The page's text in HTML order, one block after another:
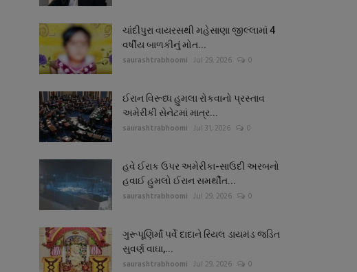
ચાંદીપુરા વાયરસથી મહેસાણા જીલ્લામાં 4
વર્ષીય બાળકીનું મોત...
saurashtrabhoomi Jul 29, 2026 0
ઈરાન વિરૂધ્ધ હુમલા રોકવાનો પ્રસ્તાવ
અમેરીકી સેનેટમાં માત્ર...
saurashtrabhoomi Jul 31, 2026 0
હવે ઈરાક ઉપર અમેરીકા-સાઉદી અરબનો
હવાઈ હુમલો ઈરાન સમર્થીત...
saurashtrabhoomi Jul 29, 2026 0
ગુરૂપૂણિર્માં પર્વે દાદાને રિયલ ડાયમંડ જડિત
સુવર્ણ વાઘા,...
saurashtrabhoomi Jul 29, 2026 0